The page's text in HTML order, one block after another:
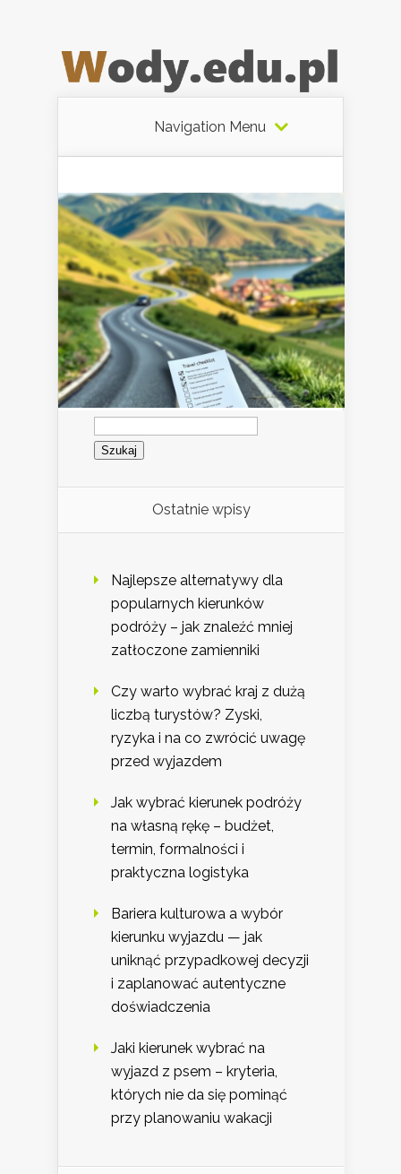
Navigation Menu
Szukaj:
Ostatnie wpisy
Najlepsze alternatywy dla
popularnych kierunków
podróży – jak znaleźć mniej
zatłoczone zamienniki
Czy warto wybrać kraj z dużą
liczbą turystów? Zyski,
ryzyka i na co zwrócić uwagę
przed wyjazdem
Jak wybrać kierunek podróży
na własną rękę – budżet,
termin, formalności i
praktyczna logistyka
Bariera kulturowa a wybór
kierunku wyjazdu — jak
uniknąć przypadkowej decyzji
i zaplanować autentyczne
doświadczenia
Jaki kierunek wybrać na
wyjazd z psem – kryteria,
których nie da się pominąć
przy planowaniu wakacji